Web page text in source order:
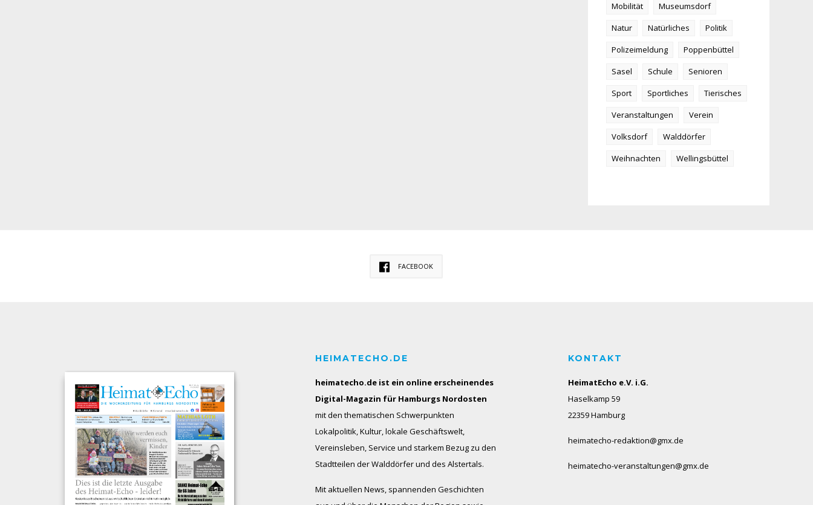
Mobilität
Museumsdorf
Natur
Natürliches
Politik
Polizeimeldung
Poppenbüttel
Sasel
Schule
Senioren
Sport
Sportliches
Tierisches
Veranstaltungen
Verein
Volksdorf
Walddörfer
Weihnachten
Wellingsbüttel
FACEBOOK
HEIMATECHO.DE
heimatecho.de ist ein online erscheinendes
Digital-Magazin für Hamburgs Nordosten
mit den thematischen Schwerpunkten
Lokalpolitik, Kultur, lokale Geschäftswelt,
Vereinsleben, Service und starkem Bezug zu den
Stadtteilen der Walddörfer und des Alstertals.
Mit aktuellen News, spannenden Geschichten
KONTAKT
HeimatEcho e.V. i.G.
Haselkamp 59
22359 Hamburg
heimatecho-redaktion@gmx.de
heimatecho-veranstaltungen@gmx.de